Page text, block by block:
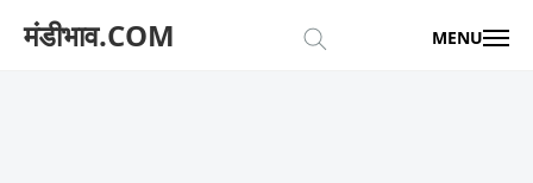
मंडीभाव.COM MENU